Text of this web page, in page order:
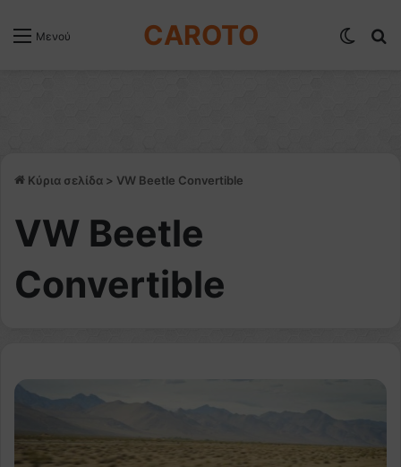
Μενού CAROTO
Κύρια σελίδα > VW Beetle Convertible
VW Beetle
Convertible